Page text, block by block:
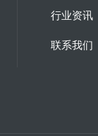
行业资讯
联系我们